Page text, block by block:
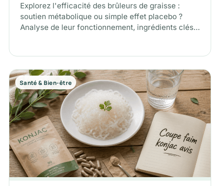
Explorez l'efficacité des brûleurs de graisse :
soutien métabolique ou simple effet placebo ?
Analyse de leur fonctionnement, ingrédients clés
Santé & Bien-être